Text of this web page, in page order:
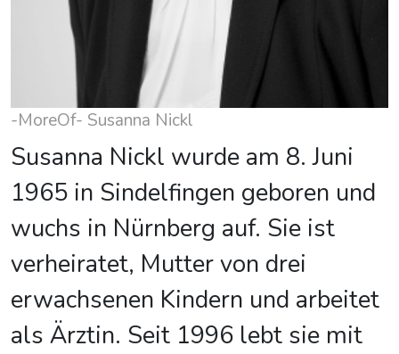
-MoreOf- Susanna Nickl
Susanna Nickl wurde am 8. Juni
1965 in Sindelfingen geboren und
wuchs in Nürnberg auf. Sie ist
verheiratet, Mutter von drei
erwachsenen Kindern und arbeitet
als Ärztin. Seit 1996 lebt sie mit